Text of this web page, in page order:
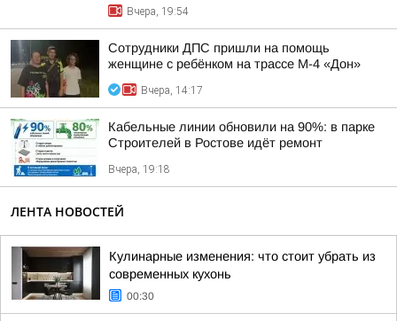
Вчера, 19:54
Сотрудники ДПС пришли на помощь
женщине с ребёнком на трассе М-4 «Дон»
Вчера, 14:17
Кабельные линии обновили на 90%: в парке
Строителей в Ростове идёт ремонт
Вчера, 19:18
ЛЕНТА НОВОСТЕЙ
Кулинарные изменения: что стоит убрать из
современных кухонь
00:30